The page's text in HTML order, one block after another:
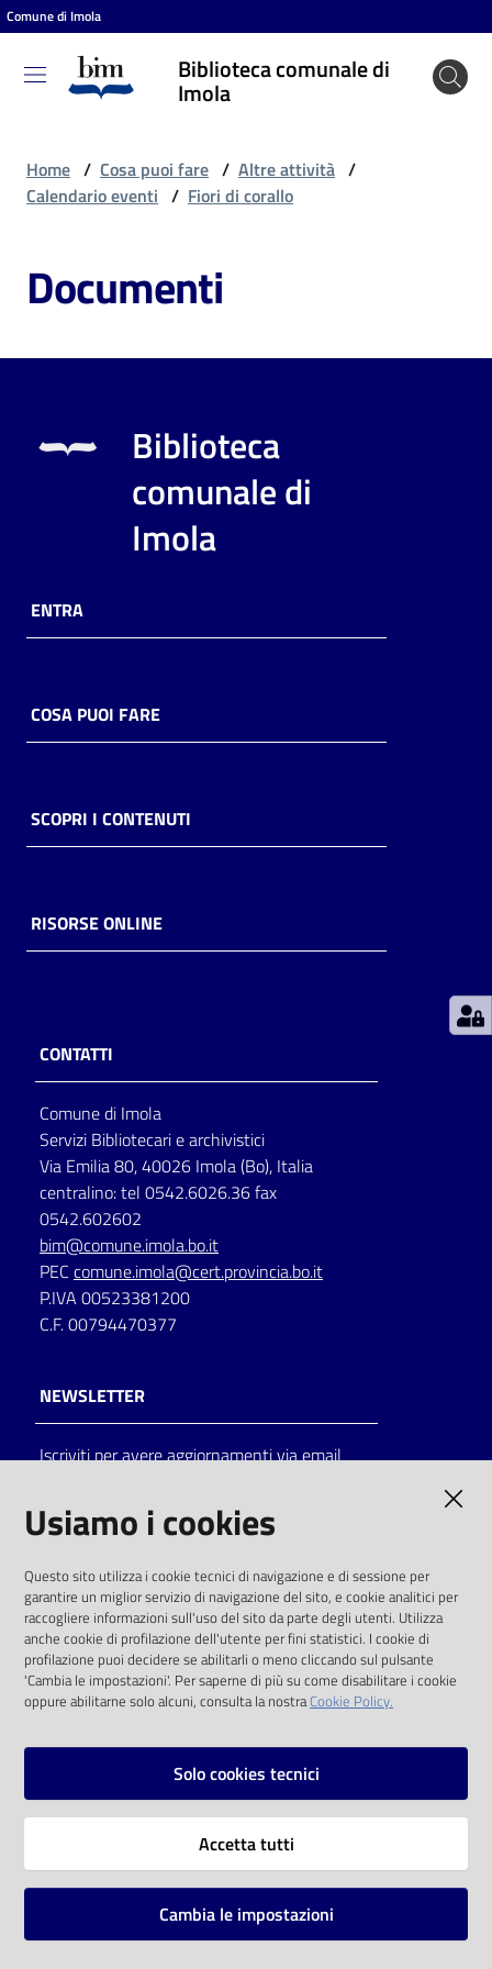
Vai al contenuto
Vai alla navigazione
Vai al footer
Comune di Imola
Biblioteca comunale di
Imola
Biblioteca
comunale
puoi
Risorse
online
Casa
Piani
storico
per
lettura
Seguici
su
Catalogo
on line
Eventi
Chiedi al
bibliotecario
Home / Cosa puoi fare / Altre attività /
Calendario eventi / Fiori di corallo
Documenti
Biblioteca
comunale di
Imola
ENTRA
COSA PUOI FARE
SCOPRI I CONTENUTI
RISORSE ONLINE
CONTATTI
Comune di Imola
Servizi Bibliotecari e archivistici
Via Emilia 80, 40026 Imola (Bo), Italia
centralino: tel 0542.6026.36 fax
0542.602602
bim@comune.imola.bo.it
PEC comune.imola@cert.provincia.bo.it
P.IVA 00523381200
C.F. 00794470377
NEWSLETTER
Iscriviti per avere aggiornamenti via email
solo alle condizioni previste dalla direttiva
comunitaria 2003/98/CE e dal d.lgs. 36/2006
SOCIAL
Instagram
Vai alla pagina
Mappa del sito
Usiamo i cookies
Questo sito utilizza i cookie tecnici di navigazione e di sessione per
garantire un miglior servizio di navigazione del sito, e cookie analitici per
raccogliere informazioni sull'uso del sito da parte degli utenti. Utilizza
anche cookie di profilazione dell'utente per fini statistici. I cookie di
profilazione puoi decidere se abilitarli o meno cliccando sul pulsante
'Cambia le impostazioni'. Per saperne di più su come disabilitare i cookie
oppure abilitarne solo alcuni, consulta la nostraCookie Policy.
Solo cookies tecnici
Accetta tutti
Cambia le impostazioni